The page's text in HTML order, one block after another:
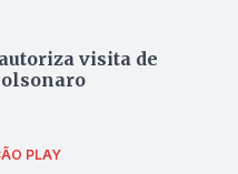
visita de
PLAY